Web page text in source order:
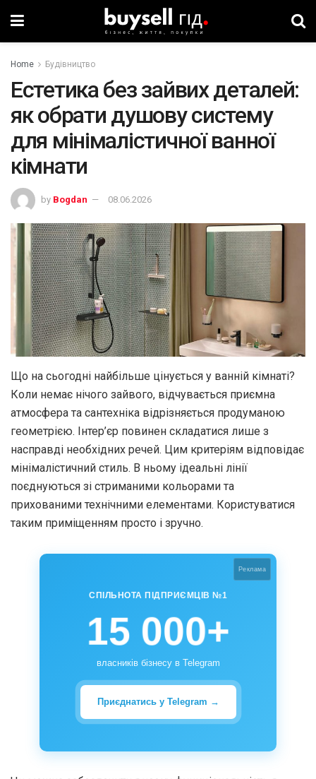
Home Будівництво
Естетика без зайвих деталей:
як обрати душову систему
для мінімалістичної ванної
кімнати
by Bogdan 08.06.2026
Що на сьогодні найбільше цінується у ванній кімнаті?
Коли немає нічого зайвого, відчувається приємна
атмосфера та сантехніка відрізняється продуманою
геометрією. Інтер’єр повинен складатися лише з
насправді необхідних речей. Цим критеріям відповідає
мінімалістичний стиль. В ньому ідеальні лінії
поєднуються зі стриманими кольорами та
прихованими технічними елементами. Користуватися
таким приміщенням просто і зручно.
Реклама
СПІЛЬНОТА ПІДПРИЄМЦІВ №1
15 000+
власників бізнесу в Telegram
Приєднатись у Telegram →